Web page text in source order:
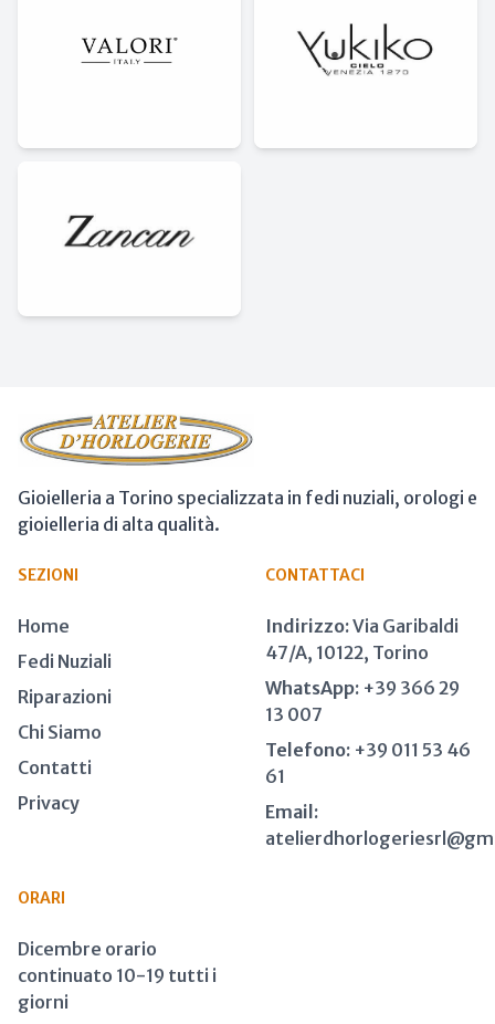
Gioielleria a Torino specializzata in fedi nuziali, orologi e
gioielleria di alta qualità.
SEZIONI
Home
Fedi Nuziali
Riparazioni
Chi Siamo
Contatti
Privacy
CONTATTACI
Indirizzo:Via Garibaldi
47/A, 10122, Torino
WhatsApp: +39 366 29
13 007
Telefono: +39 011 53 46
61
Email:
ORARI
Dicembre orario
continuato 10-19 tutti i
giorni